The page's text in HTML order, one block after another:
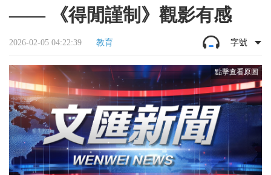
—— 《得閒謹制》觀影有感
2026-02-05 04:22:39 教育 字號